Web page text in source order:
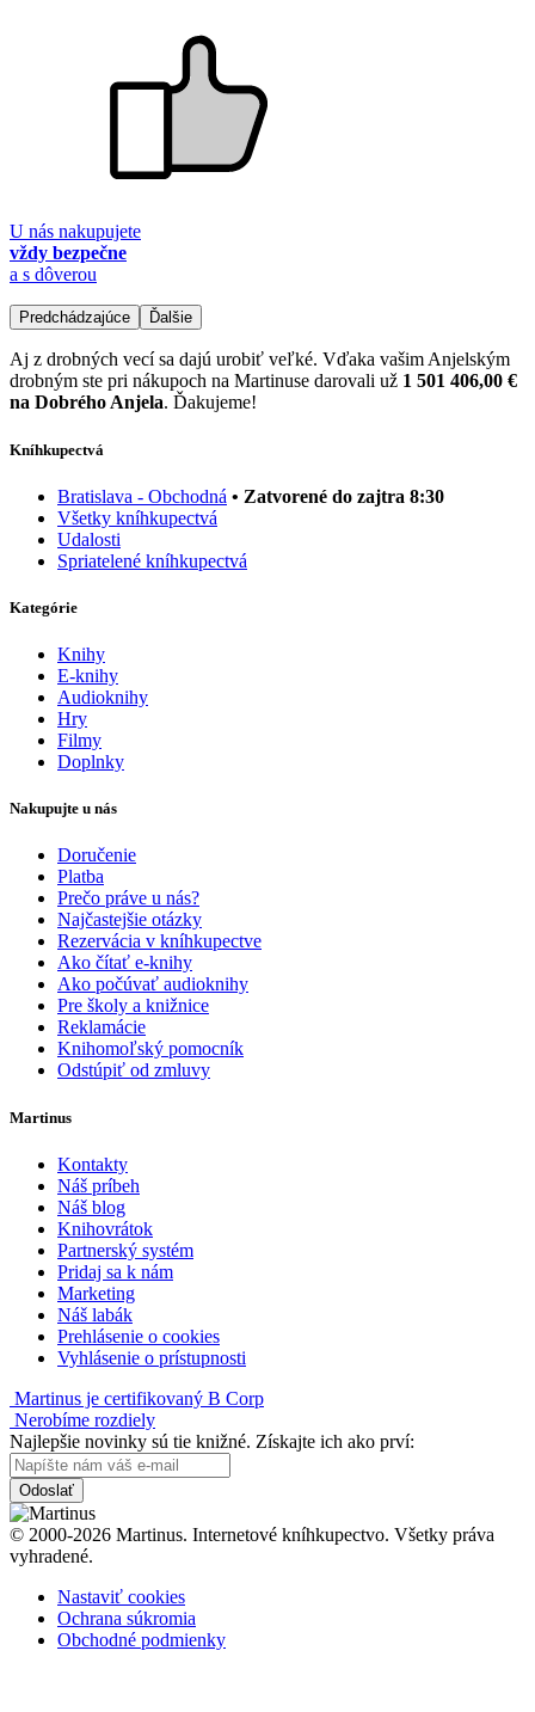
U nás nakupujete
vždy bezpečne
a s dôverou
Predchádzajúce Ďalšie
Aj z drobných vecí sa dajú urobiť veľké. Vďaka vašim Anjelským
drobným ste pri nákupoch na Martinuse darovali už 1 501 406,00 €
na Dobrého Anjela. Ďakujeme!
Kníhkupectvá
Bratislava - Obchodná • Zatvorené do zajtra 8:30
Všetky kníhkupectvá
Udalosti
Spriatelené kníhkupectvá
Kategórie
Knihy
E-knihy
Audioknihy
Hry
Filmy
Doplnky
Nakupujte u nás
Doručenie
Platba
Prečo práve u nás?
Najčastejšie otázky
Rezervácia v kníhkupectve
Ako čítať e-knihy
Ako počúvať audioknihy
Pre školy a knižnice
Reklamácie
Knihomoľský pomocník
Odstúpiť od zmluvy
Martinus
Kontakty
Náš príbeh
Náš blog
Knihovrátok
Partnerský systém
Pridaj sa k nám
Marketing
Náš labák
Prehlásenie o cookies
Vyhlásenie o prístupnosti
Martinus je certifikovaný B Corp
Nerobíme rozdiely
Najlepšie novinky sú tie knižné. Získajte ich ako prví:
Odoslať
© 2000-2026 Martinus. Internetové kníhkupectvo. Všetky práva
vyhradené.
Nastaviť cookies
Ochrana súkromia
Obchodné podmienky